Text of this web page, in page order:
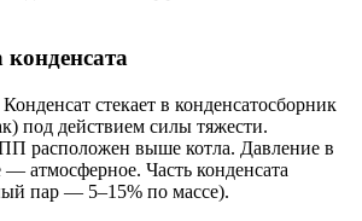
Конденсат стекает в конденсатосборник
под действием силы тяжести.
расположен выше котла. Давление в
— атмосферное. Часть конденсата
пар — 5–15% по массе).